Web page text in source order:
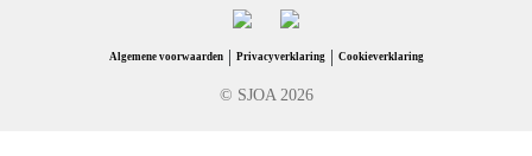
© SJOA 2026
Algemene voorwaarden | Privacyverklaring | Cookieverklaring